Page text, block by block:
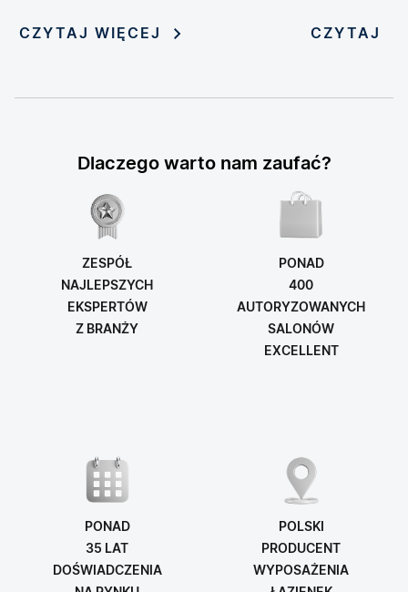
poprawiają wygodę, higienę i funkcjonalność
zaawansowanych urządzeń sprawia, że stają
modnym elementem aranżacji łazienek.
CZYTAJ WIĘCEJ
oferując
CZYTAJ
Dlaczego warto nam zaufać?
ZESPÓŁ
NAJLEPSZYCH
EKSPERTÓW
Z BRANŻY
PONAD
400
AUTORYZOWANYCH
SALONÓW
EXCELLENT
PONAD
35 LAT
DOŚWIADCZENIA
POLSKI
PRODUCENT
WYPOSAŻENIA